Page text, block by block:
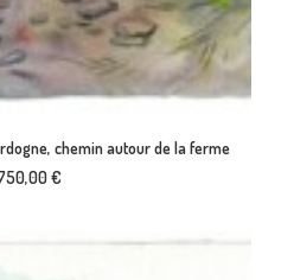
AU PANIERchemin autour de la ferme
€